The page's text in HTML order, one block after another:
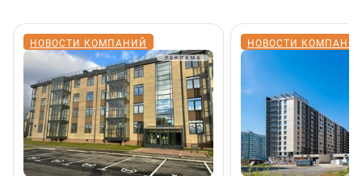
НОВОСТИ КОМПАНИЙ НОВОСТИ